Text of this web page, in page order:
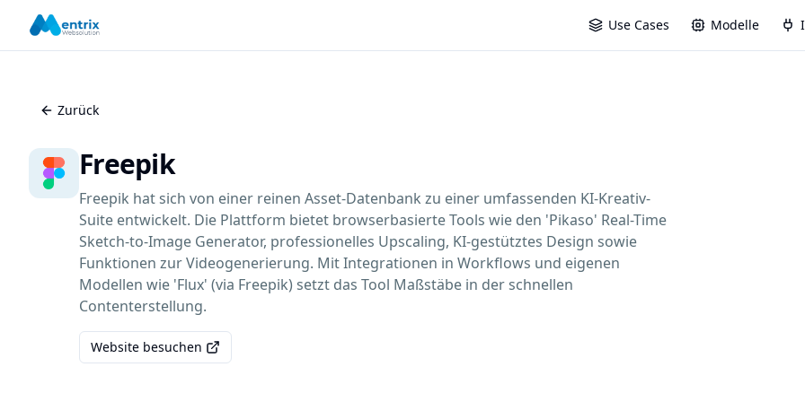
Use Cases Modelle
Zurück
Freepik
Freepik hat sich von einer reinen Asset-Datenbank zu einer umfassenden KI-Kreativ-
Suite entwickelt. Die Plattform bietet browserbasierte Tools wie den 'Pikaso' Real-Time
Sketch-to-Image Generator, professionelles Upscaling, KI-gestütztes Design sowie
Funktionen zur Videogenerierung. Mit Integrationen in Workflows und eigenen
Modellen wie 'Flux' (via Freepik) setzt das Tool Maßstäbe in der schnellen
Contenterstellung.
Website besuchen